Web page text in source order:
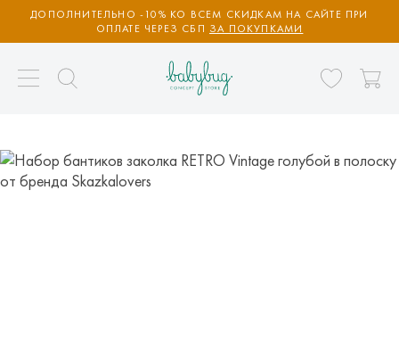
ДОПОЛНИТЕЛЬНО -10% КО ВСЕМ СКИДКАМ НА САЙТЕ ПРИ
ОПЛАТЕ ЧЕРЕЗ СБП ЗА ПОКУПКАМИ